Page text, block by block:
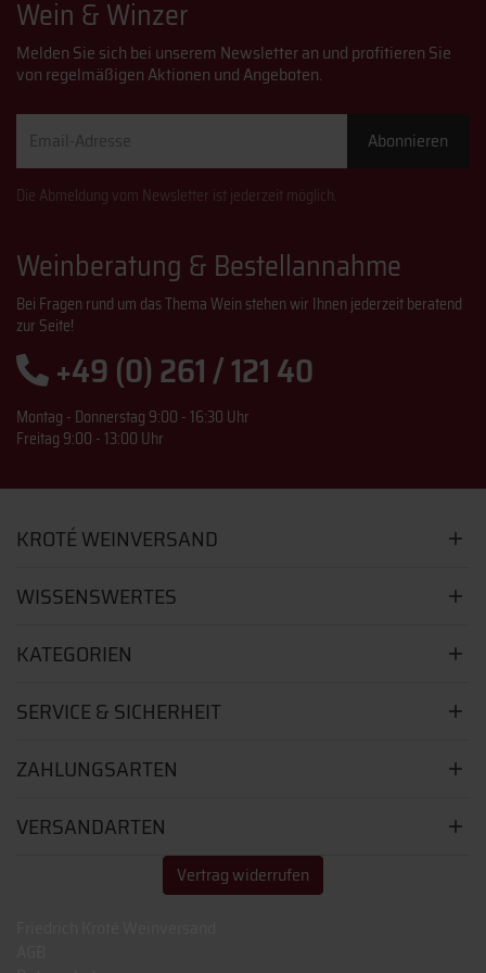
Wein & Winzer
Melden Sie sich bei unserem Newsletter an und profitieren Sie
von regelmäßigen Aktionen und Angeboten.
Adresse
Abonnieren
Die Abmeldung vom Newsletter ist jederzeit möglich.
Weinberatung & Bestellannahme
Bei Fragen rund um das Thema Wein stehen wir Ihnen jederzeit beratend
zur Seite!
+49 (0) 261 / 121 40
Montag - Donnerstag 9:00 - 16:30 Uhr
Freitag 9:00 - 13:00 Uhr
KROTÉ WEINVERSAND
WISSENSWERTES
KATEGORIEN
SERVICE & SICHERHEIT
ZAHLUNGSARTEN
VERSANDARTEN
Vertrag widerrufen